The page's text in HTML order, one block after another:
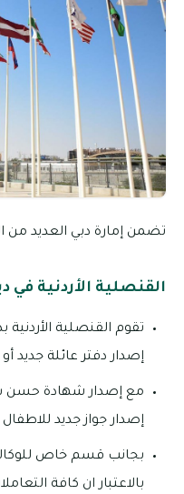
تضمن إمارة دبي العديد
القنصلية الأردنية في
تقوم القنصلية الأردنية
إصدار دفتر عائلة جديد
مع إصدار شهادة حسن
إصدار جواز جديد للاطفال
بجانب قسم خاص
بالاعتبار ان كافة